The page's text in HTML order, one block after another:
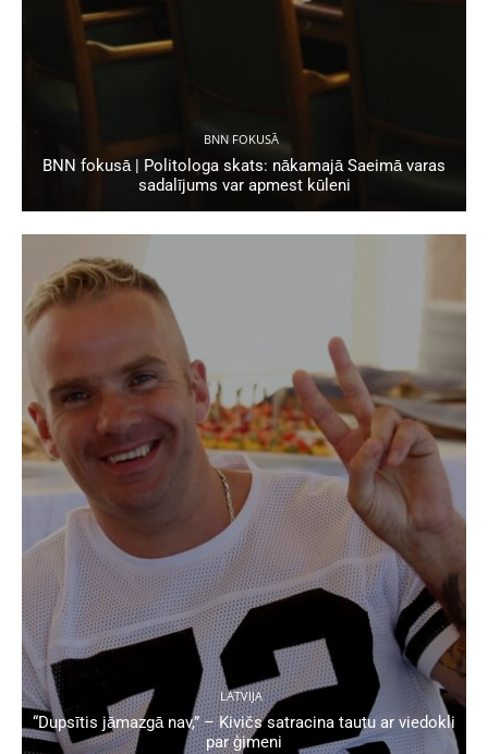
BNN FOKUSĀ
BNN fokusā | Politologa skats: nākamajā Saeimā varas
sadalījums var apmest kūleni
LATVIJA
“Dupsītis jāmazgā nav,” – Kivičs satracina tautu ar viedokli
par ģimeni